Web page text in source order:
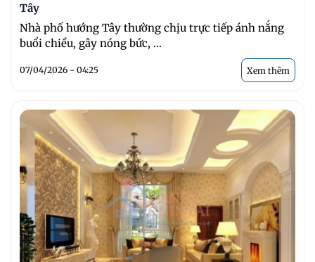
Tây
Nhà phố hướng Tây thường chịu trực tiếp ánh nắng
buổi chiều, gây nóng bức, ...
07/04/2026 - 04:25 Xem thêm